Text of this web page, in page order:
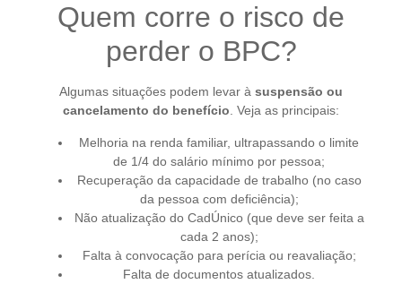
Quem corre o risco de
perder o BPC?
Algumas situações podem levar à suspensão ou
cancelamento do benefício . Veja as principais:
Melhoria na renda familiar, ultrapassando o limite
de 1/4 do salário mínimo por pessoa;
Recuperação da capacidade de trabalho (no caso
da pessoa com deficiência);
Não atualização do CadÚnico (que deve ser feita a
cada 2 anos);
Falta à convocação para perícia ou reavaliação;
Falta de documentos atualizados.